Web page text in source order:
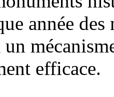
année
efficace.